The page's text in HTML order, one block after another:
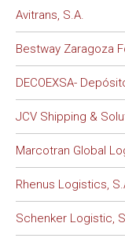
Avitrans, S.A.
Bestway Zaragoza
DECOEXSA-
JCV Shipping &
Marcotran Global
Rhenus Logistics,
Schenker Logistic,